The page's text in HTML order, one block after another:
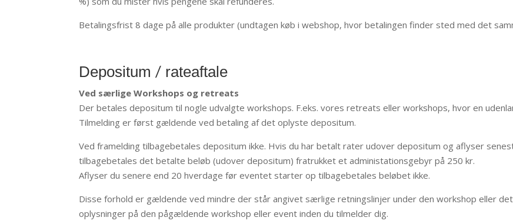
Betalingsfrist 8 dage på alle produkter (undtagen køb i webshop, hvor betalingen finder sted med det
Depositum / rateaftale
Ved særlige Workshops og retreats
Der betales depositum til nogle udvalgte workshops. F.eks. vores retreats eller workshops, hvor en
Tilmelding er først gældende ved betaling af det oplyste depositum.
Ved framelding tilbagebetales depositum ikke. Hvis du har betalt rater udover depositum og aflyser
tilbagebetales det betalte beløb (udover depositum) fratrukket et administationsgebyr på 250 kr.
Aflyser du senere end 20 hverdage før eventet starter op tilbagebetales beløbet ikke.
Disse forhold er gældende ved mindre der står angivet særlige retningslinjer under den workshop eller
oplysninger på den pågældende workshop eller event inden du tilmelder dig.